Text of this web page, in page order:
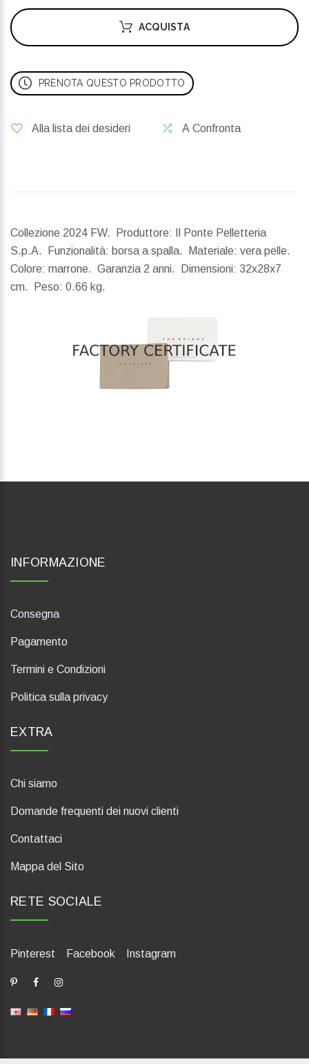
ACQUISTA
PRENOTA QUESTO PRODOTTO
Alla lista dei desideri A Confronta
Collezione 2024 FW. Produttore: Il Ponte Pelletteria
S.p.A. Funzionalità: borsa a spalla. Materiale: vera pelle.
Colore: marrone. Garanzia 2 anni.
Dimensioni: 32x28x7
cm.
Peso: 0.66 kg.
INFORMAZIONE
Consegna
Pagamento
Termini e Condizioni
Politica sulla privacy
EXTRA
Chi siamo
Domande frequenti dei nuovi clienti
Contattaci
Mappa del Sito
RETE SOCIALE
Pinterest Facebook Instagram